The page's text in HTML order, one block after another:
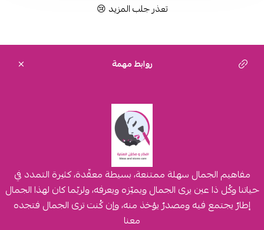
تعذر جلب المزيد 😢
روابط مهمة
مفاهيم الجمال سهلة ممتنعة، بسيطة معقّدة، كثيرة التمدد في
حياتنا وكُل ذا عين يرى الجمال ويميّزه ويعرفه، ولربّما كان لهذا الجمال
إطارٌ يجتمع فيه ومصدرٌ يؤخذ منه، وإن كُنت ترى الجمال فتجده
معنا